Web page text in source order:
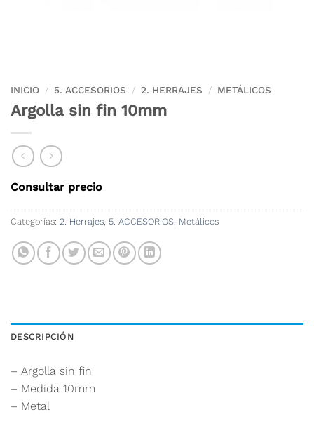
INICIO / 5. ACCESORIOS / 2. HERRAJES / METÁLICOS
Argolla sin fin 10mm
Consultar precio
Categorías: 2. Herrajes, 5. ACCESORIOS, Metálicos
DESCRIPCIÓN
– Argolla sin fin
– Medida 10mm
– Metal